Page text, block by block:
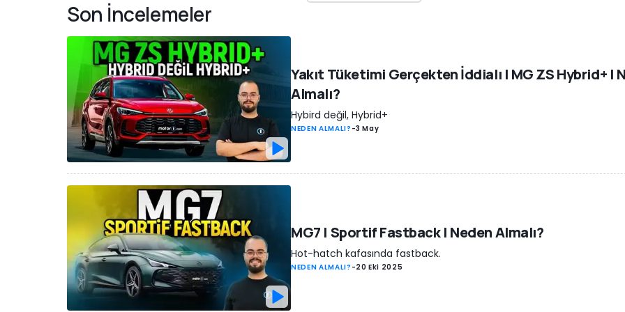
Son İncelemeler
Yakıt Tüketimi Gerçekten İddialı | MG ZS Hybrid+ |
Almalı?
Hybird değil, Hybrid+
NEDEN ALMALI? -3 May
MG7 | Sportif Fastback | Neden Almalı?
Hot-hatch kafasında fastback.
NEDEN ALMALI? -20 Eki 2025